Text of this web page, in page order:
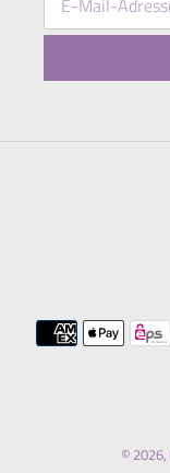
© 2026,